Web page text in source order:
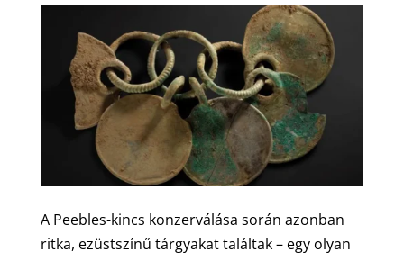
A Peebles-kincs konzerválása során azonban
ritka, ezüstszínű tárgyakat találtak – egy olyan